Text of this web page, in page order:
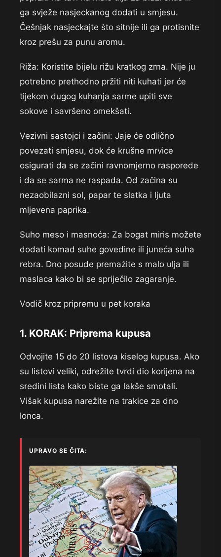
ga svježe nasjeckanog dodati u smjesu.
Češnjak nasjeckajte što sitnije ili ga protisnite
kroz prešu za punu aromu.
Riža: Koristite bijelu rižu kratkog zrna. Nije ju
potrebno prethodno pržiti niti kuhati jer će
tijekom dugog kuhanja sarme upiti sve
sokove i savršeno omekšati.
Vezivni sastojci i začini: Jaje će odlično
povezati smjesu, dok će krušne mrvice
osigurati da se začini ravnomjerno rasporede
i da se sarma ne raspada. Od začina su
nezaobilazni sol, papar te slatka i ljuta
mljevena paprika.
Suho meso i masnoća: Za bogat miris možete
dodati komad suhe govedine ili juneća suha
rebra. Dno posude premažite s malo ulja ili
maslaca kako bi se spriječilo zagaranje.
Vodič kroz pripremu u pet koraka
1. KORAK: Priprema kupusa
Odvojite 15 do 20 listova kiselog kupusa. Ako
su listovi veliki, odrežite tvrdi dio korijena na
sredini lista kako biste ga lakše smotali.
Višak kupusa narežite na trakice za dno
lonca.
UPRAVO SE ČITA: